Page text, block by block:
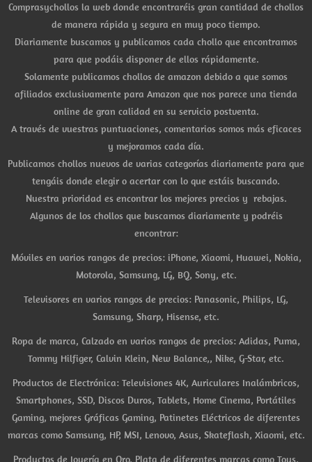
Comprasychollos la web donde encontraréis gran cantidad de chollos
de manera rápida y segura en muy poco tiempo.
Diariamente buscamos y publicamos cada chollo que encontramos
para que podáis disponer de ellos rápidamente.
Solamente publicamos chollos de amazon debido a que somos
afiliados exclusivamente para Amazon que nos parece una tienda
online de gran calidad en su servicio postventa.
A través de vuestras puntuaciones, comentarios somos más eficaces
y mejoramos cada día.
Publicamos chollos nuevos de varias categorías diariamente para que
tengáis donde elegir o acertar con lo que estáis buscando.
Nuestra prioridad es encontrar los mejores precios y rebajas.
Algunos de los chollos que buscamos diariamente y podréis
encontrar:
Móviles en varios rangos de precios: iPhone, Xiaomi, Huawei, Nokia,
Motorola, Samsung, LG, BQ, Sony, etc.
Televisores en varios rangos de precios: Panasonic, Philips, LG,
Samsung, Sharp, Hisense, etc.
Ropa de marca, Calzado en varios rangos de precios: Adidas, Puma,
Tommy Hilfiger, Calvin Klein, New Balance,, Nike, G-Star, etc.
Productos de Electrónica: Televisiones 4K, Auriculares Inalámbricos,
Smartphones, SSD, Discos Duros, Tablets, Home Cinema, Portátiles
Gaming, mejores Gráficas Gaming, Patinetes Eléctricos de diferentes
marcas como Samsung, HP, MSI, Lenovo, Asus, Skateflash, Xiaomi, etc.
Productos de Joyería en Oro, Plata de diferentes marcas como Tous,